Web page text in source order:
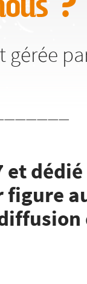
gérée
et
figure